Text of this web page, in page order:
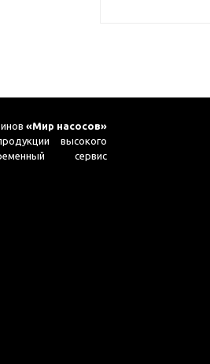
«Мир насосов»
высокого
сервис